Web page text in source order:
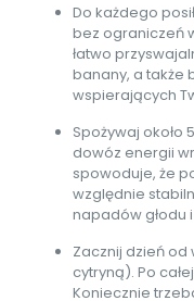
Do każdego
bez ograniczeń
łatwo
banany, a także
wspierających
Spożywaj około
dowóz energii
spowoduje, że
względnie
napadów głodu
Zacznij dzień od
cytryną). Po
Koniecznie